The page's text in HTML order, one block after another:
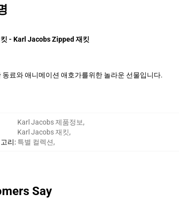
- Karl Jacobs Zipped 재킷
료와 애니메이션 애호가를위한 놀라운 선물입니다.
리:
Karl Jacobs 제품정보,
Karl Jacobs 재킷,
특별 컬렉션,
Say